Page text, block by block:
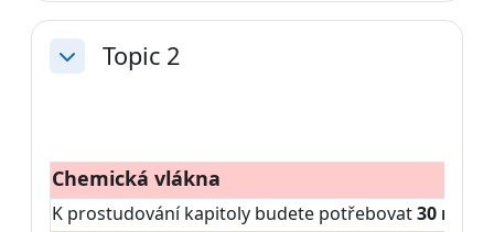
Sbalit Topic 2
Chemická vlákna
K prostudování kapitoly budete potřebovat30